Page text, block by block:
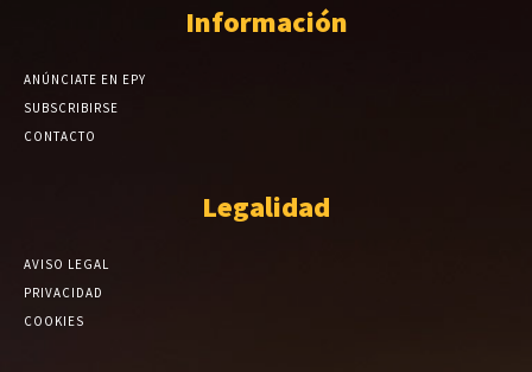
Información
ANÚNCIATE EN EPY
SUBSCRIBIRSE
CONTACTO
Legalidad
AVISO LEGAL
PRIVACIDAD
COOKIES